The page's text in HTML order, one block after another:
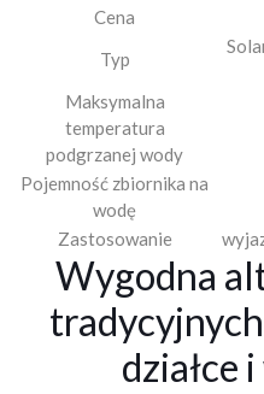
Cena
Typ
Maksymalna
temperatura
podgrzanej wody
Pojemność zbiornika na
wodę
Zastosowanie
Wygodna
działce